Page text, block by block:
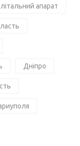
апарат
Дніпро